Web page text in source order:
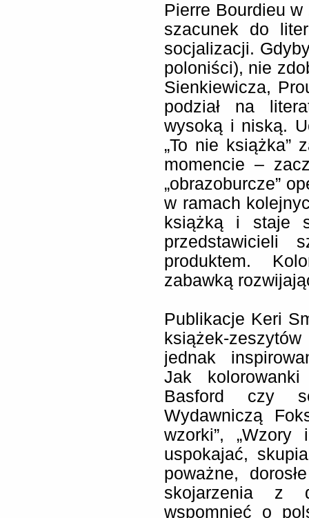
Pierre Bourdieu w
szacunek do
socjalizacji.
poloniści), nie
Sienkiewicza,
podział na
wysoką i niską.
„To nie książka”
momencie –
„obrazoburcze”
w ramach
książką i staje
przedstawicieli
produktem.
zabawką
Publikacje Keri
książek-
jednak
Jak kolorowanki
Basford czy
Wydawniczą
wzorki”, „Wzory
uspokajać,
poważne,
skojarzenia z
wspomnieć o